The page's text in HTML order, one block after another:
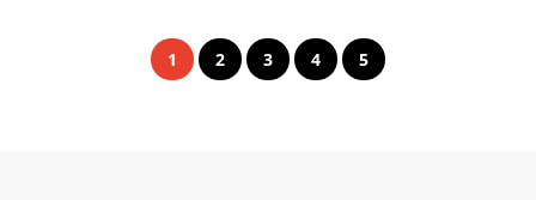
1 2 3 4 5